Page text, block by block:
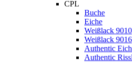
CPL
Buche
Eiche
Weißlack 9010
Weißlack 9016
Authentic
Authentic